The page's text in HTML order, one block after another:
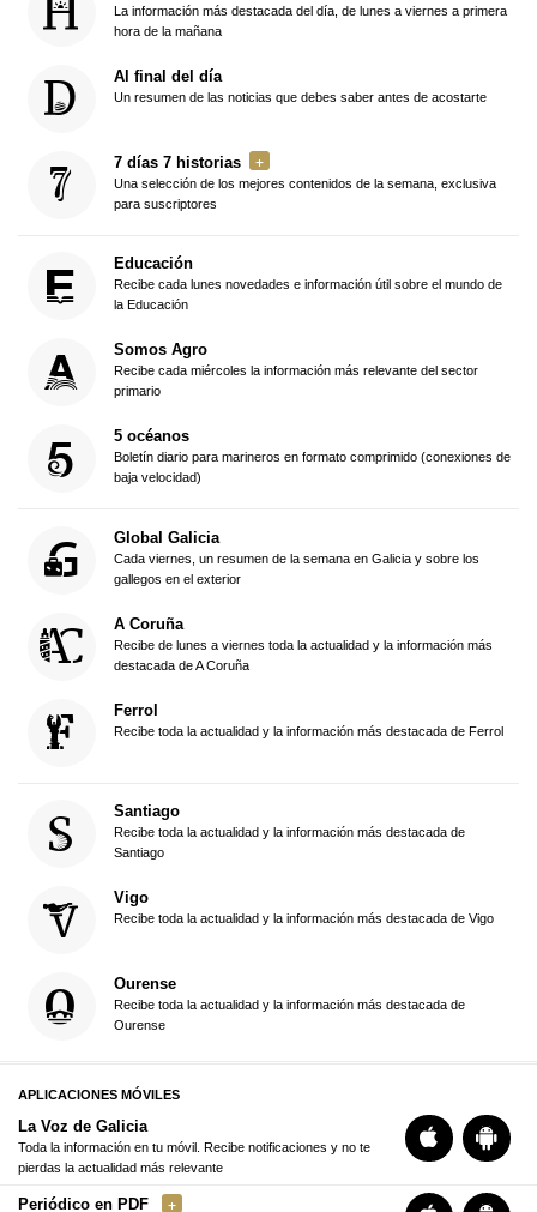
La información más destacada del día, de lunes a viernes a primera
hora de la mañana
Al final del día
Un resumen de las noticias que debes saber antes de acostarte
7 días 7 historias
Una selección de los mejores contenidos de la semana, exclusiva
para suscriptores
Educación
Recibe cada lunes novedades e información útil sobre el mundo de
la Educación
Somos Agro
Recibe cada miércoles la información más relevante del sector
primario
5 océanos
Boletín diario para marineros en formato comprimido (conexiones de
baja velocidad)
Global Galicia
Cada viernes, un resumen de la semana en Galicia y sobre los
gallegos en el exterior
A Coruña
Recibe de lunes a viernes toda la actualidad y la información más
destacada de A Coruña
Ferrol
Recibe toda la actualidad y la información más destacada de Ferrol
Santiago
Recibe toda la actualidad y la información más destacada de
Santiago
Vigo
Recibe toda la actualidad y la información más destacada de Vigo
Ourense
Recibe toda la actualidad y la información más destacada de
Ourense
APLICACIONES MÓVILES
La Voz de Galicia
Toda la información en tu móvil. Recibe notificaciones y no te
pierdas la actualidad más relevante
Periódico en PDF